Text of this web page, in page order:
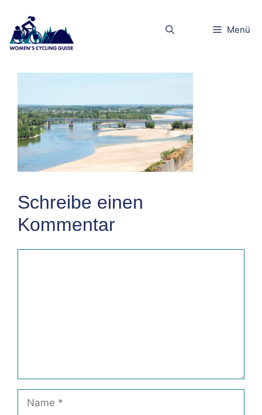
Inhalt
springen
Menü
DSCN2411
Schreibe einen
Kommentar